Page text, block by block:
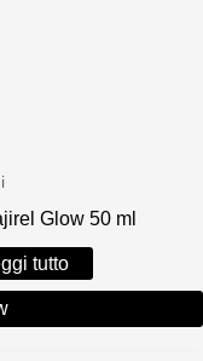
Glow 50 ml
tutto